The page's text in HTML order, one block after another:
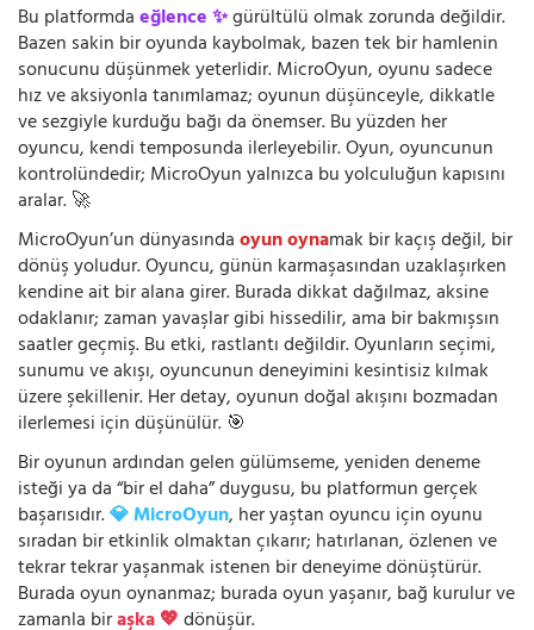
Bu platformdaeğlence ✨gürültülü olmak zorunda değildir.
Bazen sakin bir oyunda kaybolmak, bazen tek bir hamlenin
sonucunu düşünmek yeterlidir. MicroOyun, oyunu sadece
hız ve aksiyonla tanımlamaz; oyunun düşünceyle, dikkatle
ve sezgiyle kurduğu bağı da önemser. Bu yüzden her
oyuncu, kendi temposunda ilerleyebilir. Oyun, oyuncunun
kontrolündedir; MicroOyun yalnızca bu yolculuğun kapısını
aralar. 🚀
MicroOyun’un dünyasındaoyun oynamak bir kaçış değil, bir
dönüş yoludur. Oyuncu, günün karmaşasından uzaklaşırken
kendine ait bir alana girer. Burada dikkat dağılmaz, aksine
odaklanır; zaman yavaşlar gibi hissedilir, ama bir bakmışsın
saatler geçmiş. Bu etki, rastlantı değildir. Oyunların seçimi,
sunumu ve akışı, oyuncunun deneyimini kesintisiz kılmak
üzere şekillenir. Her detay, oyunun doğal akışını bozmadan
ilerlemesi için düşünülür. 🎯
Bir oyunun ardından gelen gülümseme, yeniden deneme
isteği ya da “bir el daha” duygusu, bu platformun gerçek
başarısıdır.💎 MicroOyun, her yaştan oyuncu için oyunu
sıradan bir etkinlik olmaktan çıkarır; hatırlanan, özlenen ve
tekrar tekrar yaşanmak istenen bir deneyime dönüştürür.
Burada oyun oynanmaz; burada oyun yaşanır, bağ kurulur ve
zamanla biraşka 💖dönüşür.